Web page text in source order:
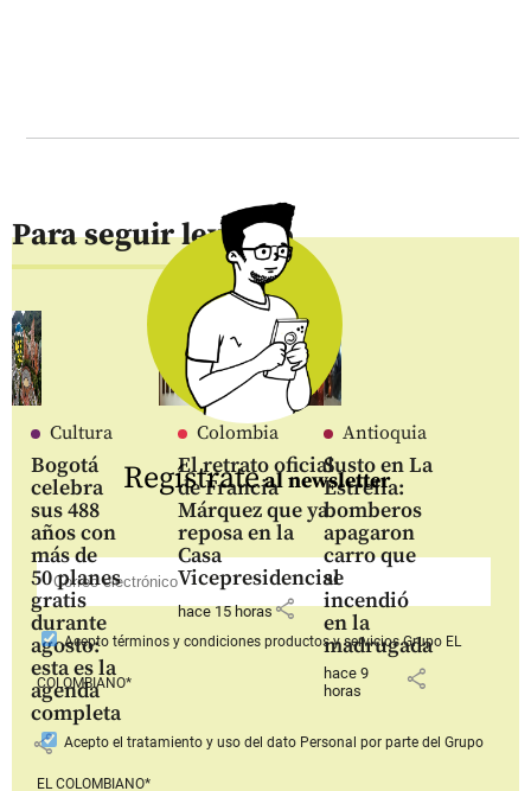
Para seguir leyendo
Cultura
Bogotá
celebra
sus 488
años con
más de
50 planes
gratis
durante
agosto:
esta es la
agenda
completa
share
Colombia
El retrato oficial
de Francia
Márquez que ya
reposa en la
Casa
Vicepresidencial
hace 15 horasshare
Antioquia
Susto en La
Estrella:
bomberos
apagaron
carro que
se
incendió
en la
madrugada
hace 9
horas
share
Regístrateal newsletter
Aceptotérminos y condiciones productos y serviciosGrupo EL
COLOMBIANO*
Acepto el tratamiento y uso del dato Personal por parte del Grupo
EL COLOMBIANO*